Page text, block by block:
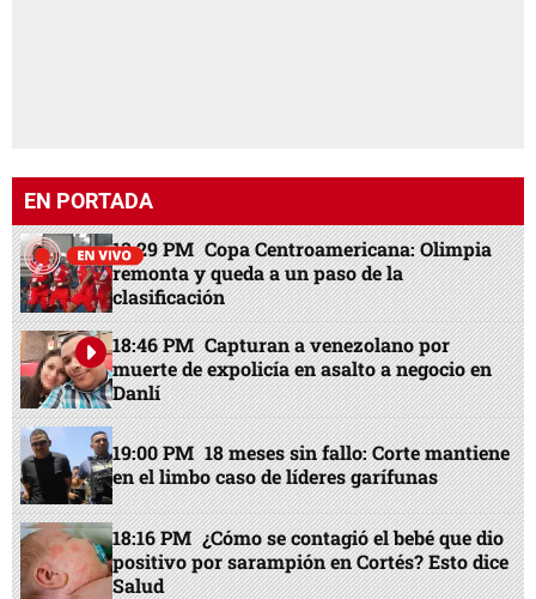
EN PORTADA
13:29 PM Copa Centroamericana: Olimpia
remonta y queda a un paso de la
clasificación
18:46 PM Capturan a venezolano por
muerte de expolicía en asalto a negocio en
Danlí
19:00 PM 18 meses sin fallo: Corte mantiene
en el limbo caso de líderes garífunas
18:16 PM ¿Cómo se contagió el bebé que dio
positivo por sarampión en Cortés? Esto dice
Salud